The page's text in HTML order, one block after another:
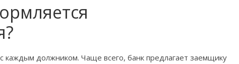
каждым должником. Чаще всего, банк предлагает заемщику